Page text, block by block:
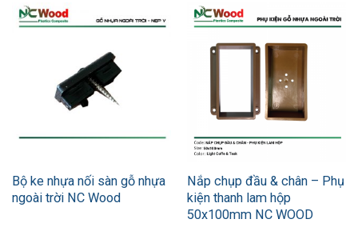
Bộ ke nhựa nối sàn gỗ nhựa
ngoài trời NC Wood
Nắp chụp đầu & chân – Phụ
kiện thanh lam hộp
50x100mm NC WOOD